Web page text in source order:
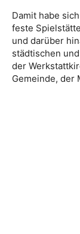
Damit habe
feste
und darüber
städtischen
der
Gemeinde, der